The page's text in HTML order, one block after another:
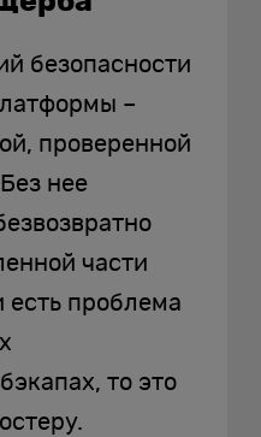
безопасности
–
проверенной
нее
части
проблема
то это